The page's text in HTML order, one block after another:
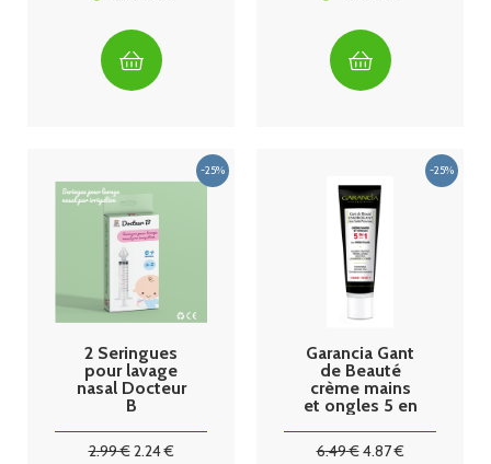
2 Seringues
pour lavage
nasal Docteur
B
2.99€2.24€
Garancia Gant
de Beauté
crème mains
et ongles 5 en
6.49€4.87€